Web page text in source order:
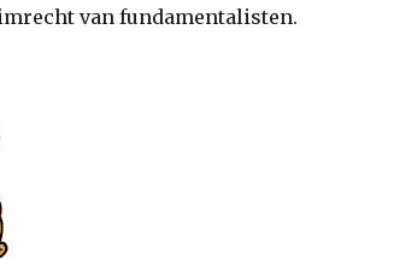
van fundamentalisten.